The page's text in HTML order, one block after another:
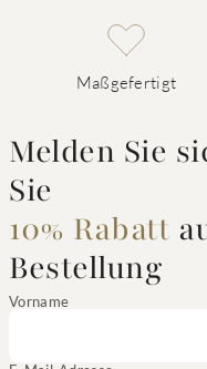
Maßgefertigt
Melden Sie
Sie
10% Rabatt
Bestellung
Vorname